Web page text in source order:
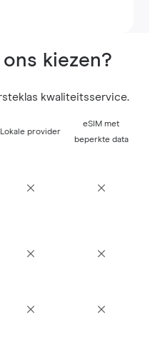
kiezen?
kwaliteitsservice.
Lokale provider
eSIM met
beperkte data